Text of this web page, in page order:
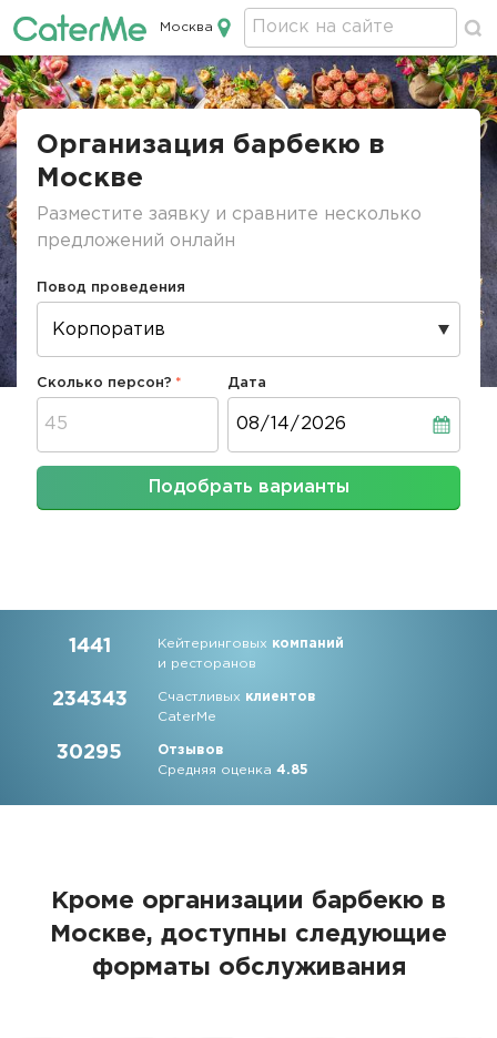
Кейтеринг в Москве
Москва
Строка
Организация барбекю в
Москве
Разместите заявку и сравните несколько
предложений онлайн
Повод проведения
Сколько персон? Дата
Подобрать варианты
1441 Кейтеринговых компаний
и ресторанов
234343 Счастливых клиентов
CaterMe
30295
Отзывов
Средняя оценка4.85
Кроме организации барбекю в
Москве, доступны следующие
форматы обслуживания